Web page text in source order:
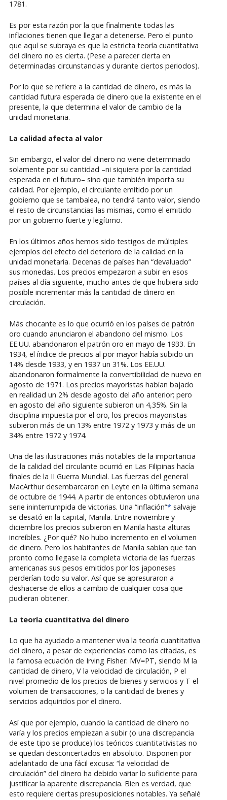
1781.
Es por esta razón por la que finalmente todas las
inflaciones tienen que llegar a detenerse. Pero el punto
que aquí se subraya es que la estricta teoría cuantitativa
del dinero no es cierta. (Pese a parecer cierta en
determinadas circunstancias y durante ciertos periodos).
Por lo que se refiere a la cantidad de dinero, es más la
cantidad futura esperada de dinero que la existente en el
presente, la que determina el valor de cambio de la
unidad monetaria.
La calidad afecta al valor
Sin embargo, el valor del dinero no viene determinado
solamente por su cantidad –ni siquiera por la cantidad
esperada en el futuro– sino que también importa su
calidad. Por ejemplo, el circulante emitido por un
gobierno que se tambalea, no tendrá tanto valor, siendo
el resto de circunstancias las mismas, como el emitido
por un gobierno fuerte y legítimo.
En los últimos años hemos sido testigos de múltiples
ejemplos del efecto del deterioro de la calidad en la
unidad monetaria. Decenas de países han “devaluado”
sus monedas. Los precios empezaron a subir en esos
países al día siguiente, mucho antes de que hubiera sido
posible incrementar más la cantidad de dinero en
circulación.
Más chocante es lo que ocurrió en los países de patrón
oro cuando anunciaron el abandono del mismo. Los
EE.UU. abandonaron el patrón oro en mayo de 1933. En
1934, el índice de precios al por mayor había subido un
14% desde 1933, y en 1937 un 31%. Los EE.UU.
abandonaron formalmente la convertibilidad de nuevo en
agosto de 1971. Los precios mayoristas habían bajado
en realidad un 2% desde agosto del año anterior; pero
en agosto del año siguiente subieron un 4,35%. Sin la
disciplina impuesta por el oro, los precios mayoristas
subieron más de un 13% entre 1972 y 1973 y más de un
34% entre 1972 y 1974.
Una de las ilustraciones más notables de la importancia
de la calidad del circulante ocurrió en Las Filipinas hacía
finales de la II Guerra Mundial. Las fuerzas del general
MacArthur desembarcaron en Leyte en la última semana
de octubre de 1944. A partir de entonces obtuvieron una
serie ininterrumpida de victorias. Una “inflación”*salvaje
se desató en la capital, Manila. Entre noviembre y
diciembre los precios subieron en Manila hasta alturas
increíbles. ¿Por qué? No hubo incremento en el volumen
de dinero. Pero los habitantes de Manila sabían que tan
pronto como llegase la completa victoria de las fuerzas
americanas sus pesos emitidos por los japoneses
perderían todo su valor. Así que se apresuraron a
deshacerse de ellos a cambio de cualquier cosa que
pudieran obtener.
La teoría cuantitativa del dinero
Lo que ha ayudado a mantener viva la teoría cuantitativa
del dinero, a pesar de experiencias como las citadas, es
la famosa ecuación de Irving Fisher: MV=PT, siendo M la
cantidad de dinero, V la velocidad de circulación, P el
nivel promedio de los precios de bienes y servicios y T el
volumen de transacciones, o la cantidad de bienes y
servicios adquiridos por el dinero.
Así que por ejemplo, cuando la cantidad de dinero no
varía y los precios empiezan a subir (o una discrepancia
de este tipo se produce) los teóricos cuantitativistas no
se quedan desconcertados en absoluto. Disponen por
adelantado de una fácil excusa: “la velocidad de
circulación” del dinero ha debido variar lo suficiente para
justificar la aparente discrepancia. Bien es verdad, que
esto requiere ciertas presuposiciones notables. Ya señalé